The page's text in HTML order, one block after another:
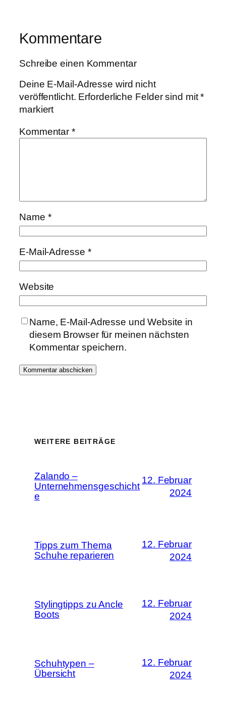
Kommentare
Schreibe einen Kommentar
Deine E-Mail-Adresse wird nicht
veröffentlicht. Erforderliche Felder sind mit*
markiert
Kommentar*
Name *
E-Mail-Adresse *
Website
Name, E-Mail-Adresse und Website in
diesem Browser für meinen nächsten
Kommentar speichern.
WEITERE BEITRÄGE
Zalando –
Unternehmensgeschicht
e
12. Februar
2024
Tipps zum Thema
Schuhe reparieren
12. Februar
2024
Stylingtipps zu Ancle
Boots
12. Februar
2024
Schuhtypen –
Übersicht
12. Februar
2024